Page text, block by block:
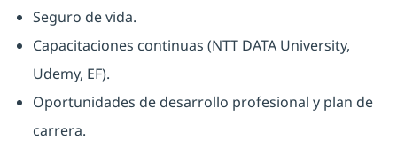
Seguro de vida.
Capacitaciones continuas (NTT DATA University,
Udemy, EF).
Oportunidades de desarrollo profesional y plan de
carrera.